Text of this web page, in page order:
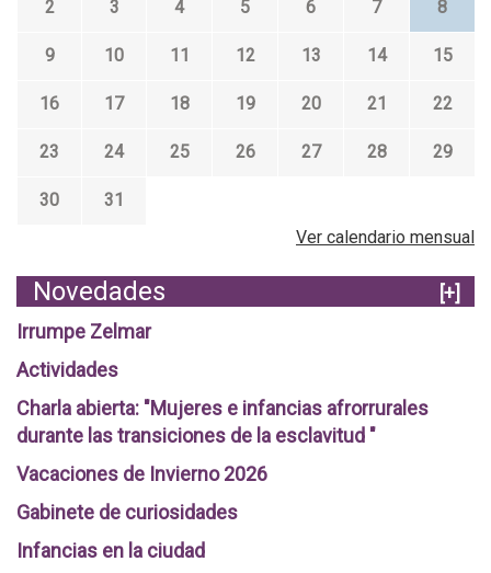
2 3 4 5 6 7 8
9 10 11 12 13 14 15
16 17 18 19 20 21 22
23 24 25 26 27 28 29
30
31
Ver calendario mensual
Novedades
[+]
Irrumpe Zelmar
Actividades
Charla abierta: "Mujeres e infancias afrorrurales
durante las transiciones de la esclavitud "
Vacaciones de Invierno 2026
Gabinete de curiosidades
Infancias en la ciudad